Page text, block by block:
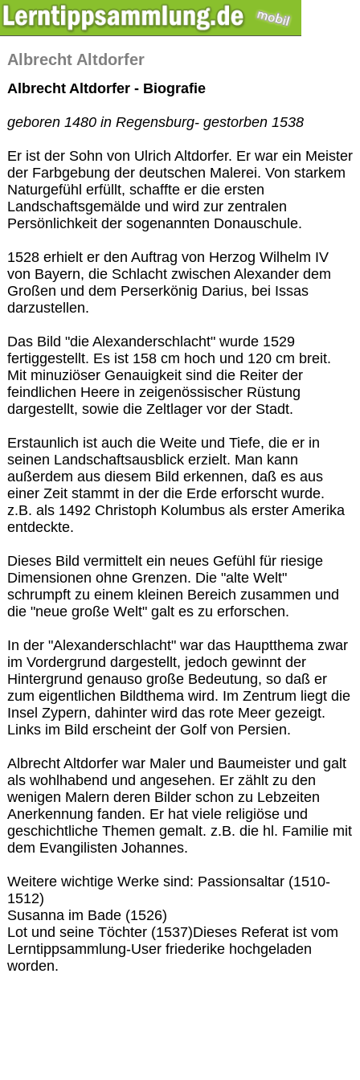
Albrecht Altdorfer
Albrecht Altdorfer - Biografie
geboren 1480 in Regensburg- gestorben 1538
Er ist der Sohn von Ulrich Altdorfer. Er war ein Meister
der Farbgebung der deutschen Malerei. Von starkem
Naturgefühl erfüllt, schaffte er die ersten
Landschaftsgemälde und wird zur zentralen
Persönlichkeit der sogenannten Donauschule.
1528 erhielt er den Auftrag von Herzog Wilhelm IV
von Bayern, die Schlacht zwischen Alexander dem
Großen und dem Perserkönig Darius, bei Issas
darzustellen.
Das Bild "die Alexanderschlacht" wurde 1529
fertiggestellt. Es ist 158 cm hoch und 120 cm breit.
Mit minuziöser Genauigkeit sind die Reiter der
feindlichen Heere in zeigenössischer Rüstung
dargestellt, sowie die Zeltlager vor der Stadt.
Erstaunlich ist auch die Weite und Tiefe, die er in
seinen Landschaftsausblick erzielt. Man kann
außerdem aus diesem Bild erkennen, daß es aus
einer Zeit stammt in der die Erde erforscht wurde.
z.B. als 1492 Christoph Kolumbus als erster Amerika
entdeckte.
Dieses Bild vermittelt ein neues Gefühl für riesige
Dimensionen ohne Grenzen. Die "alte Welt"
schrumpft zu einem kleinen Bereich zusammen und
die "neue große Welt" galt es zu erforschen.
In der "Alexanderschlacht" war das Hauptthema zwar
im Vordergrund dargestellt, jedoch gewinnt der
Hintergrund genauso große Bedeutung, so daß er
zum eigentlichen Bildthema wird. Im Zentrum liegt die
Insel Zypern, dahinter wird das rote Meer gezeigt.
Links im Bild erscheint der Golf von Persien.
Albrecht Altdorfer war Maler und Baumeister und galt
als wohlhabend und angesehen. Er zählt zu den
wenigen Malern deren Bilder schon zu Lebzeiten
Anerkennung fanden. Er hat viele religiöse und
geschichtliche Themen gemalt. z.B. die hl. Familie mit
dem Evangilisten Johannes.
Weitere wichtige Werke sind: Passionsaltar (1510-
1512)
Susanna im Bade (1526)
Lot und seine Töchter (1537)Dieses Referat ist vom
Lerntippsammlung-User friederike hochgeladen
worden.